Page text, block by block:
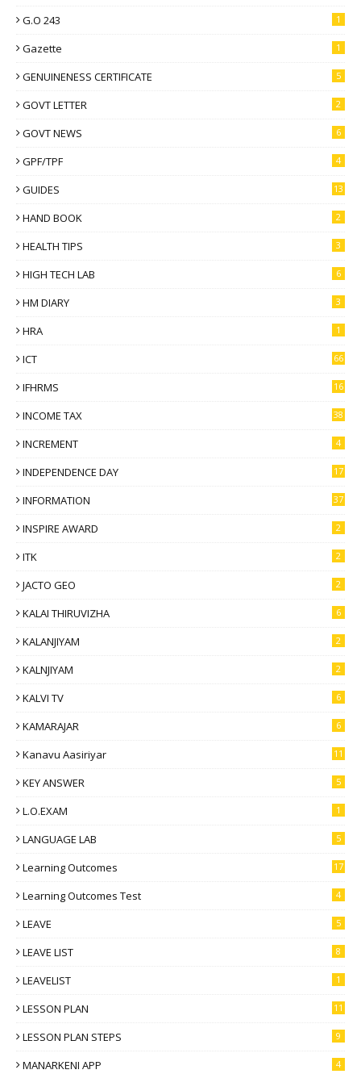
G.O 243 1
Gazette 1
GENUINENESS CERTIFICATE 5
GOVT LETTER 2
GOVT NEWS 6
GPF/TPF 4
GUIDES 13
HAND BOOK 2
HEALTH TIPS 3
HIGH TECH LAB 6
HM DIARY 3
HRA 1
ICT 66
IFHRMS 16
INCOME TAX 38
INCREMENT 4
INDEPENDENCE DAY 17
INFORMATION 37
INSPIRE AWARD 2
ITK 2
JACTO GEO 2
KALAI THIRUVIZHA 6
KALANJIYAM 2
KALNJIYAM 2
KALVI TV 6
KAMARAJAR 6
Kanavu Aasiriyar 11
KEY ANSWER 5
L.O.EXAM 1
LANGUAGE LAB 5
Learning Outcomes 17
Learning Outcomes Test 4
LEAVE 5
LEAVE LIST 8
LEAVELIST 1
LESSON PLAN 11
LESSON PLAN STEPS 9
MANARKENI APP 4